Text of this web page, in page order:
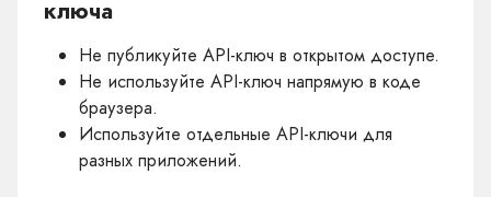
ключа
Не публикуйте API-ключ в открытом доступе.
Не используйте API-ключ напрямую в коде
браузера.
Используйте отдельные API-ключи для
разных приложений.